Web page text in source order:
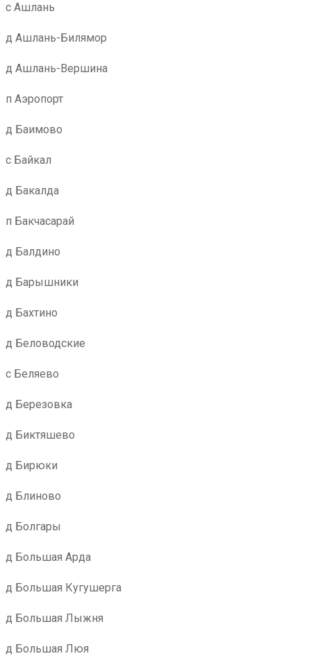
с Ашлань
д Ашлань-Билямор
д Ашлань-Вершина
п Аэропорт
д Баимово
с Байкал
д Бакалда
п Бакчасарай
д Балдино
д Барышники
д Бахтино
д Беловодские
с Беляево
д Березовка
д Биктяшево
д Бирюки
д Блиново
д Болгары
д Большая Арда
д Большая Кугушерга
д Большая Лыжня
д Большая Люя